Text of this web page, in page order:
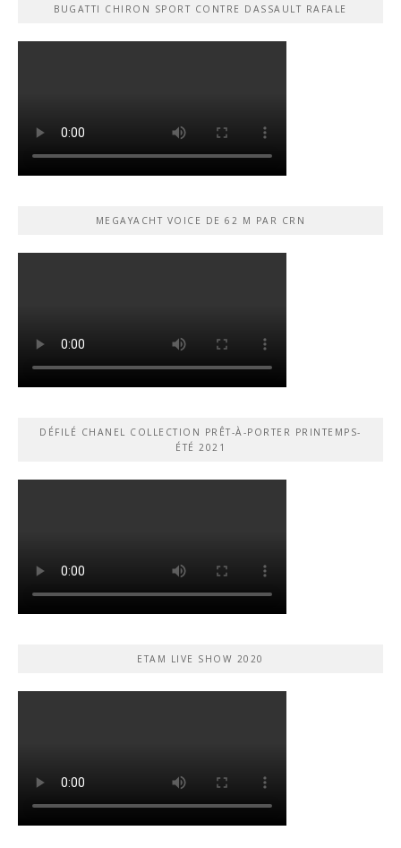
BUGATTI CHIRON SPORT CONTRE DASSAULT RAFALE
MEGAYACHT VOICE DE 62 M PAR CRN
DÉFILÉ CHANEL COLLECTION PRÊT-À-PORTER PRINTEMPS-
ÉTÉ 2021
ETAM LIVE SHOW 2020